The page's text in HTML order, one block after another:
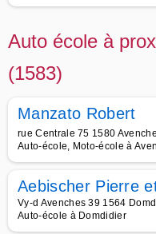
Auto école à
(1583)
Manzato Robert
rue Centrale 75 1580
Auto-école, Moto-école à
Aebischer Pierre
Vy-d Avenches 39 1564
Auto-école à Domdidier